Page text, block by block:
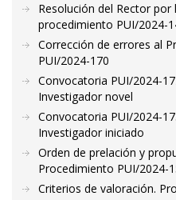
Resolución del Rector
procedimiento PUI/2024-
Corrección de errores al
PUI/2024-170
Convocatoria PUI/2024-
Investigador novel
Convocatoria PUI/2024-
Investigador iniciado
Orden de prelación y
Procedimiento PUI/2024-
Criterios de valoración.